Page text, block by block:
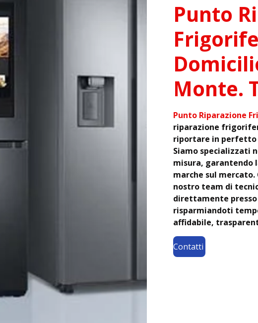
Punto
Monte.
Punto Riparazione
riparazione
riportare in
Siamo specializzati
misura, garantendo
marche sul
nostro team di
direttamente
risparmiandoti
affidabile,
Contatti